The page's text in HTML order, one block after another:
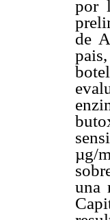
por
de
µg/
una